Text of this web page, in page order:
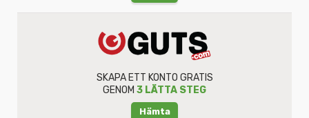
SKAPA ETT KONTO GRATIS
GENOM 3 LÄTTA STEG
Hämta